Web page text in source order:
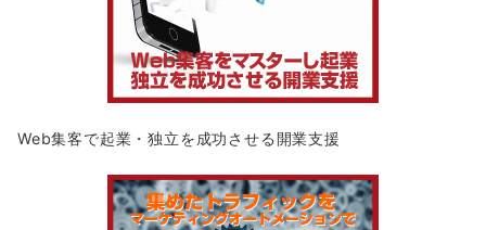
Web集客で起業・独立を成功させる開業支援